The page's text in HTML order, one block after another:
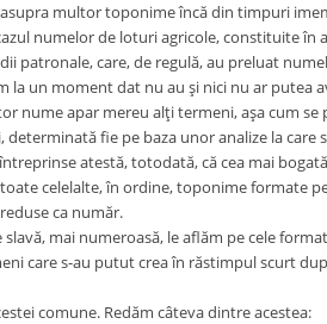
multor toponime încă din timpuri
numelor de loturi agricole, constituite
patronale, care, de regulă, au preluat
la un moment dat nu au şi nici nu ar putea
nume apar mereu alţi termeni, aşa cum se
fie pe baza unor analize la
atestă, totodată, că cea mai
celelalte, în ordine, toponime formate
ca număr.
mai numeroasă, le aflăm pe cele
care s-au putut crea în răstimpul scurt
comune. Redăm câteva dintre acestea: